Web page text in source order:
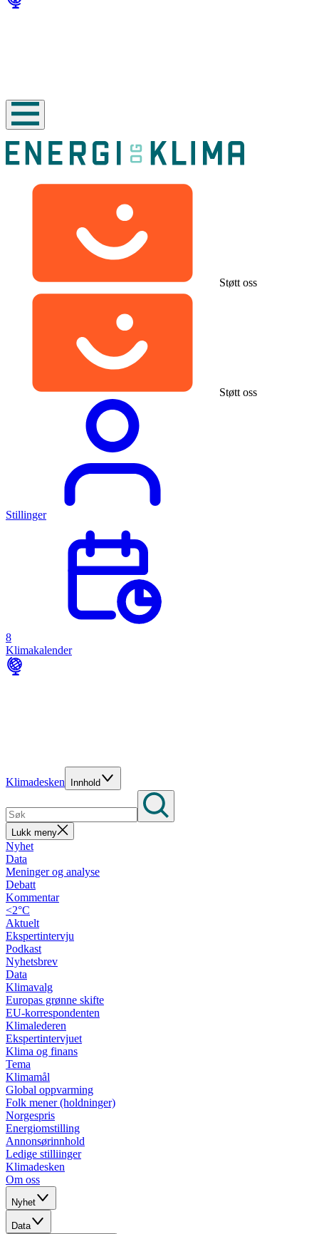
Støtt oss
Støtt oss
Stillinger
8
Klimakalender
Klimadesken Innhold
Lukk meny
Nyhet
Data
Meninger og analyse
Debatt
Kommentar
<2°C
Aktuelt
Ekspertintervju
Podkast
Nyhetsbrev
Data
Klimavalg
Europas grønne skifte
EU-korrespondenten
Klimalederen
Ekspertintervjuet
Klima og finans
Tema
Klimamål
Global oppvarming
Folk mener (holdninger)
Norgespris
Energiomstilling
Annonsørinnhold
Ledige stilliinger
Klimadesken
Om oss
Nyhet
Data